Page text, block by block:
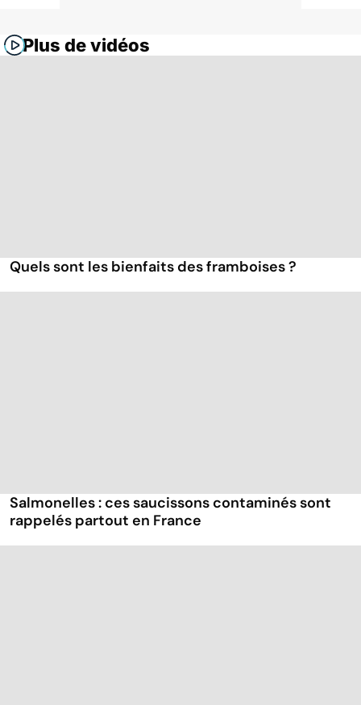
Plus de vidéos
Quels sont les bienfaits des framboises ?
Salmonelles : ces saucissons contaminés sont
rappelés partout en France